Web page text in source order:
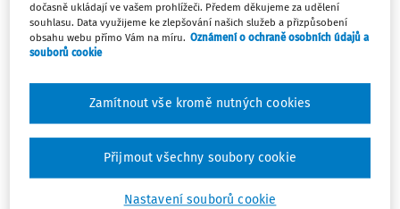
DAŇOVÉ A ÚČETNÍ AKTUALITY
Novinky ze světa daní a účetnictví 17/2026
(20.-26.4.)
Tým DAUČ
Vydáno:28. 4. 2026Délka:07:14
DAŇOVÉ A ÚČETNÍ AKTUALITY
12/2026 (16.-22.3.)
dočasně ukládají ve vašem prohlížeči. Předem děkujeme za udělení
souhlasu. Data využijeme ke zlepšování našich služeb a přizpůsobení
obsahu webu přímo Vám na míru. Oznámení o ochraně osobních údajů a
souborů cookie
Nastavení souborů cookie
Zamítnout vše kromě nutných cookies
Přijmout všechny soubory cookie